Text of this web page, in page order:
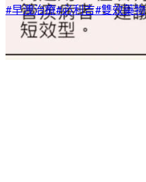
#早洩治療#必利吉#雙效藥物